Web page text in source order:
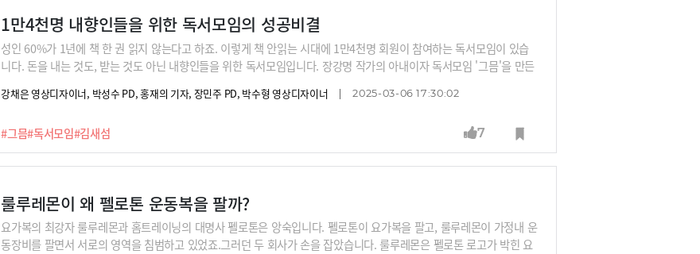
1만4천명 내향인들을 위한 독서모임의 성공비결
#그믐#독서모임#김새섬
성인 60%가 1년에 책 한 권 읽지 않는다고 하죠. 이렇게 책 안읽는 시대에 1만4천명 회원이 참여하는 독서모임이 있습
니다. 돈을 내는 것도, 받는 것도 아닌 내향인들을 위한 독서모임입니다. 장강명 작가의 아내이자 독서모임 '그믐'을 만든
강채은 영상디자이너, 박성수 PD, 홍재의 기자, 장민주 PD, 박수형 영상디자이너 2025-03-06 17:30:02
7
룰루레몬이 왜 펠로톤 운동복을 팔까?
요가복의 최강자 룰루레몬과 홈트레이닝의 대명사 펠로톤은 앙숙입니다. 펠로톤이 요가복을 팔고, 룰루레몬이 가정내 운
동장비를 팔면서 서로의 영역을 침범하고 있었죠.그러던 두 회사가 손을 잡았습니다. 룰루레몬은 펠로톤 로고가 박힌 요